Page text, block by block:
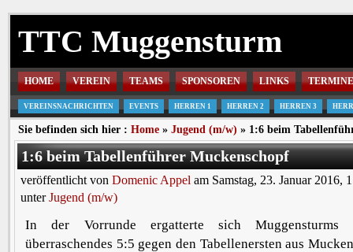
TTC Muggensturm
HOME VEREIN TEAMS SPONSOREN LINKS TERMINE
VEREINSNACHRICHTEN EVENTS HERREN 1 HERREN 2 HERREN 3
Sie befinden sich hier : Home » Jugend (m/w) » 1:6 beim
1:6 beim Tabellenführer Muckenschopf
veröffentlicht von Domenic Appel am Samstag, 23. Januar 2016,
unterJugend (m/w)
In der Vorrunde ergatterte sich
überraschendes 5:5 gegen den Tabellenersten aus